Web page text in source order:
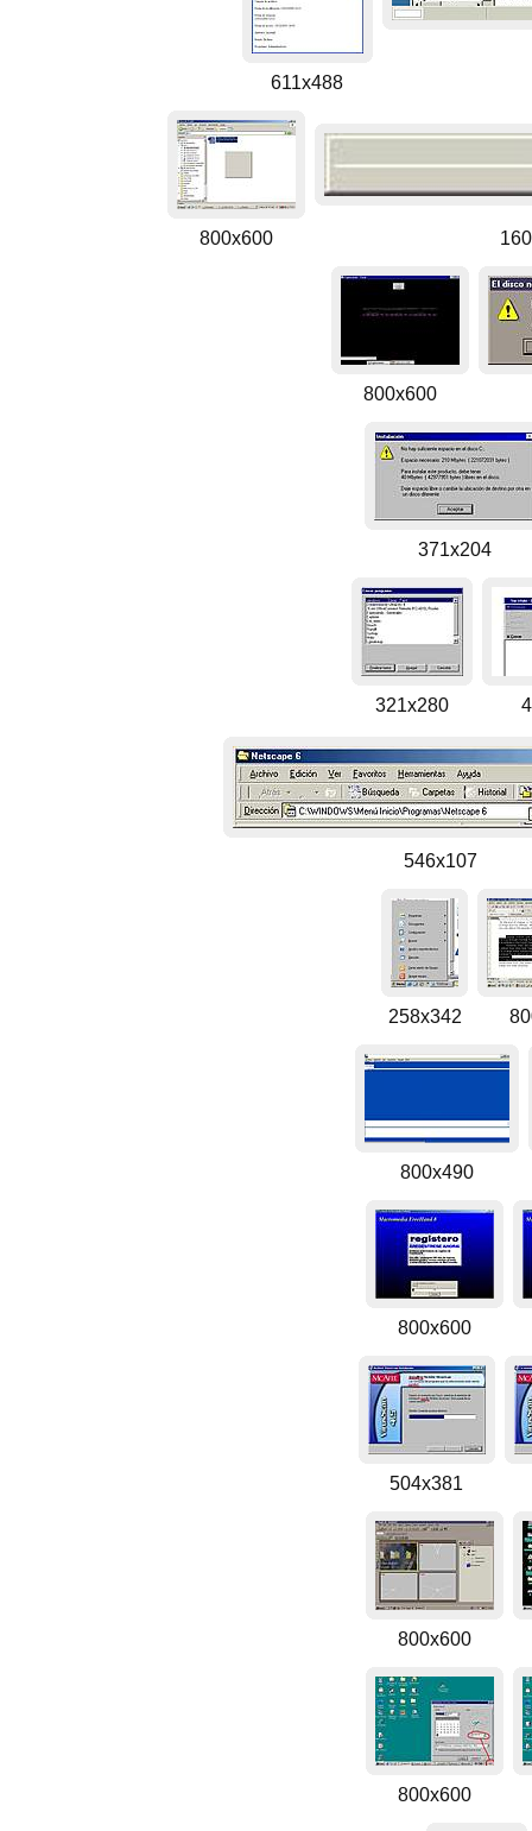
611x488
800x600
800x600
371x204
321x280
546x107
258x342
800x490
800x600
504x381
800x600
800x600